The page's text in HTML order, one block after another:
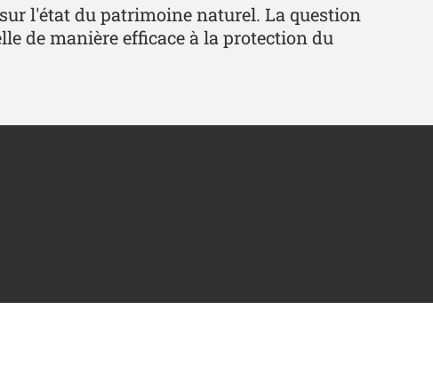
l'état du patrimoine naturel. La question
de manière efficace à la protection du